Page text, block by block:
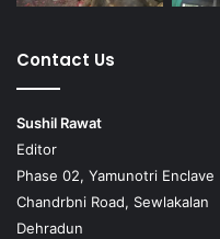
Contact Us
Sushil Rawat
Editor
Phase 02, Yamunotri Enclave
Chandrbni Road, Sewlakalan
Dehradun